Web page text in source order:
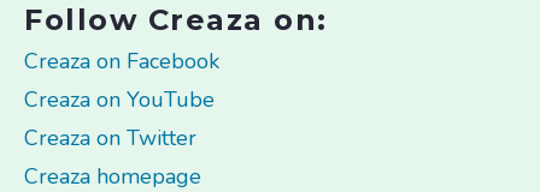
Follow Creaza on:
Creaza on Facebook
Creaza on YouTube
Creaza on Twitter
Creaza homepage